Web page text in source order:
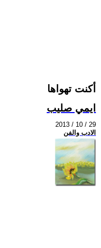
أكنت تهواها
ايمي صليب
2013 / 10 / 29
الادب والفن